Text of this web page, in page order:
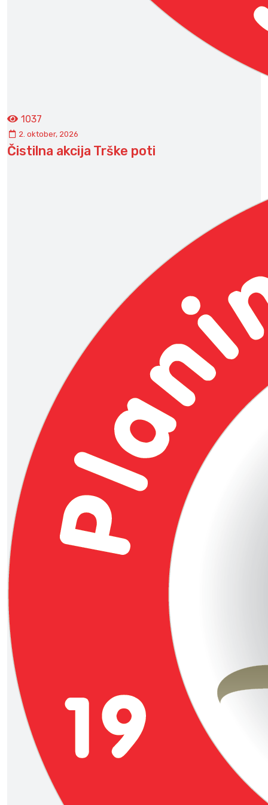
1037
2. oktober, 2026
Čistilna akcija Trške poti